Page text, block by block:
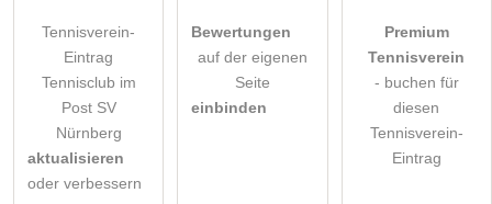
Tennisverein-
Eintrag
Tennisclub im
Post SV
Nürnberg
aktualisieren
oder verbessern
Bewertungen
auf der eigenen
Seite
einbinden
Premium
Tennisverein
- buchen für
diesen
Tennisverein-
Eintrag